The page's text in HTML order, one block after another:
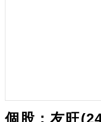
個股：友旺